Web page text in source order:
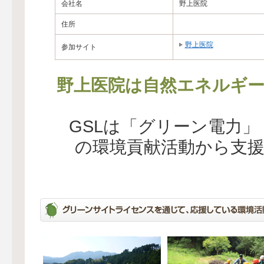
会社名 野上医院
住所
参加サイト 野上医院
野上医院は自然エネルギ
GSLは「グリーン電力
の環境貢献活動から支